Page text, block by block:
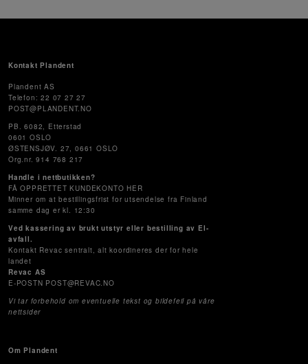
Kontakt Plandent
Plandent AS
Telefon: 22 07 27 27
POST@PLANDENT.NO
PB. 6082, Etterstad
0601 OSLO
ØSTENSJØV. 27, 0661 OSLO
Org.nr. 914 768 217
Handle i nettbutikken?
FÅ OPPRETTET KUNDEKONTO HER
Minner om at bestillingsfrist for utsendelse fra Finland
samme dag er kl. 12:30
Ved kassering av brukt utstyr eller bestilling av El-
avfall.
Kontakt Revac sentralt, alt koordineres der for hele
landet
Revac AS
E-POSTN POST@REVAC.NO
Vi tar forbehold om eventuelle tekst og bildefeil på våre
nettsider
Om Plandent